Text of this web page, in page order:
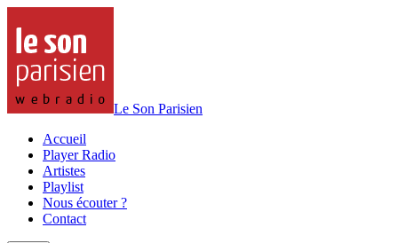
Le Son Parisien
Accueil
Player Radio
Artistes
Playlist
Nous écouter ?
Contact